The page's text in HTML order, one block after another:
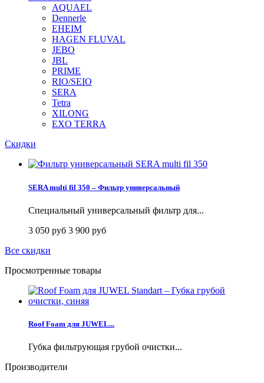
AQUAEL
Dennerle
EHEIM
HAGEN FLUVAL
JEBO
JBL
PRIME
RIO/SEIO
SERA
Tetra
XILONG
EXO TERRA
Скидки
SERA multi fil 350 – Фильтр универсальный
Специальный универсальный фильтр для...
3 050 руб 3 900 руб
Все скидки
Просмотренные товары
Roof Foam для JUWEL...
Губка фильтрующая грубой очистки...
Производители